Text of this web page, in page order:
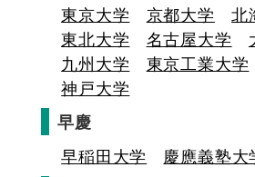
東京大学
京都大学
北
東北大学
名古屋大学
九州大学
東京工業大学
神戸大学
早慶
早稲田大学
慶應義塾大